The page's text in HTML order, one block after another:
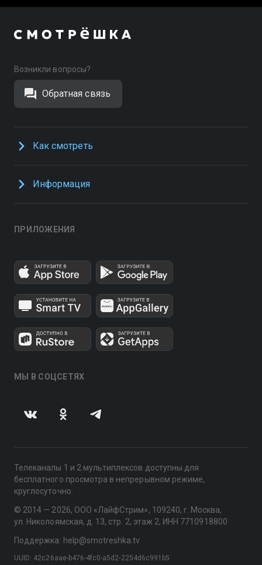
Возникли вопросы?
Обратная связь
Как смотреть
Информация
ПРИЛОЖЕНИЯ
МЫ В СОЦСЕТЯХ
Телеканалы 1 и 2 мультиплексов доступны для
бесплатного просмотра в непрерывном режиме,
круглосуточно.
© 2014 — 2026, ООО «ЛайфСтрим», 109240, г. Москва,
ул. Николоямская, д. 13, стр. 2, этаж 2, ИНН 7710918800
Поддержка: help@smotreshka.tv
UUID: 42c26aae-b476-4fc0-a5d2-2254d6c991b5